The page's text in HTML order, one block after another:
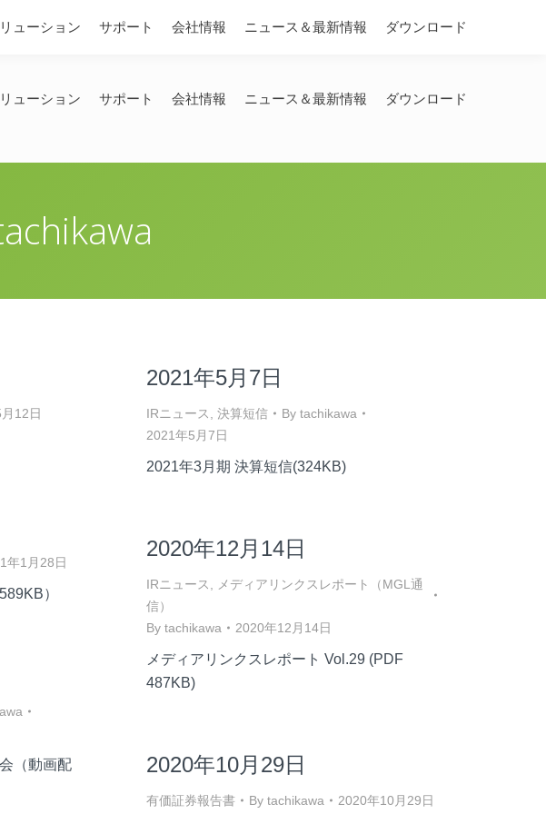
ューション サポート 会社情報 ニュース＆最新情報 ダウンロード
12日
2021年5月7日
IRニュース 決算短信 By tachikawa
2021年5月7日
2021年3月期 決算短信(324KB)
年1月28日
）
2020年12月14日
IRニュース
メディアリンクスレポート（MGL通
信）
By tachikawa 2020年12月14日
メディアリンクスレポート Vol.29 (PDF
487KB)
（動画配
2020年10月29日
有価証券報告書 By tachikawa 2020年10月29日
ューション サポート 会社情報 ニュース＆最新情報 ダウンロード